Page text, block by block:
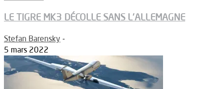
LE TIGRE MK3 DÉCOLLE SANS L’ALLEMAGNE
Stefan Barensky -
5 mars 2022